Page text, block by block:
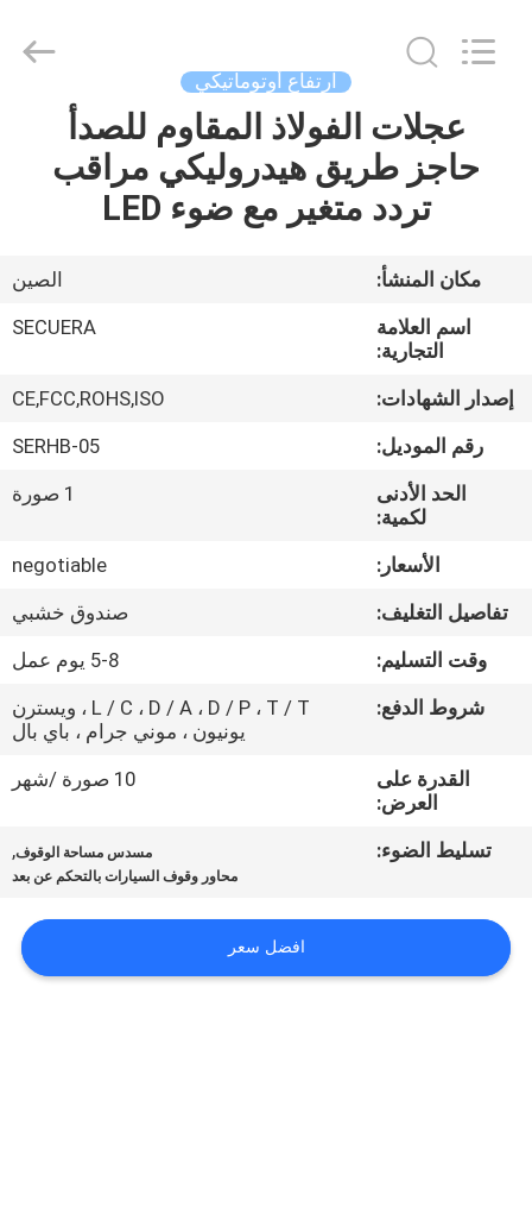
مسكن
منتجات
معلومات
جولة
المعمل
مراقبة
الجودة
اتصل
اطلب
الموقع
CO.,LTD.
ارتفاع أوتوماتيكي
عجلات الفولاذ المقاوم للصدأ
حاجز طريق هيدروليكي مراقب
تردد متغير مع ضوء LED
مكان المنشأ:
الصين
اسم العلامة
التجارية:
SECUERA
إصدار الشهادات:
CE,FCC,ROHS,ISO
رقم الموديل:
SERHB-05
الحد الأدنى
لكمية:
1 صورة
الأسعار:
negotiable
تفاصيل التغليف:
صندوق خشبي
وقت التسليم:
5-8 يوم عمل
شروط الدفع:
L / C ، D / A ، D / P ، T / T ، ويسترن
يونيون ، موني جرام ، باي بال
القدرة على
العرض:
10 صورة /شهر
تسليط الضوء: مسدس مساحة الوقوف,
محاور وقوف السيارات بالتحكم عن بعد
افضل سعر